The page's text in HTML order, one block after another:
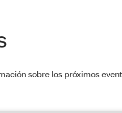
sobre los próximos